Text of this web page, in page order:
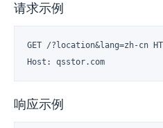
请求示例
GET /?location&lang=zh-cn
Host: qsstor.com
响应示例